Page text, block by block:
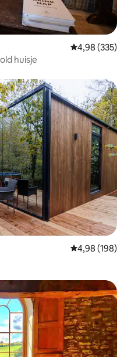
Gemiddelde
4,98 (335)
huisje
Gemiddelde
4,98 (198)